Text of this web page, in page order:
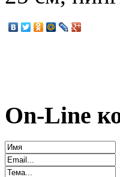
On-Line